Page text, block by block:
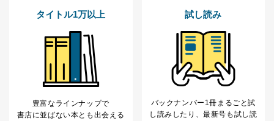
３．個人情報の第三者提供について
当社は、取得した個人情報を適切に管理し､あらかじめ
本人の同意を得ることなく第三者に提供することはあり
ません。ただし、次の場合は除きます。
人の生命､身体または財産の保護のために必要がある
場合であって、本人の同意を得ることが困難であると
タイトル1万以上
豊富なラインナップで
書店に並ばない本とも出会える
試し読み
バックナンバー1冊まるごと試
し読み したり、最新号も試し読